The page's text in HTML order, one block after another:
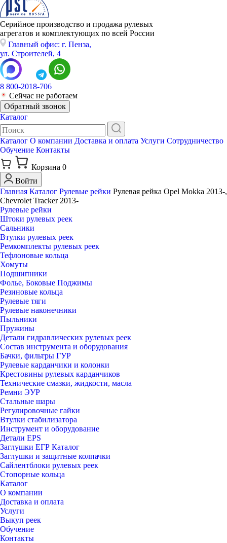
Серийное производство и продажа рулевых
агрегатов и комплектующих по всей России
Главный офис: г. Пенза,
ул. Строителей, 4
8 800-2018-706
Сейчас не работаем
Обратный звонок
Каталог
Каталог О компании Доставка и оплата Услуги Сотрудничество
Обучение Контакты
Корзина 0
Войти
Главная Каталог Рулевые рейки Рулевая рейка Opel Mokka 2013-,
Chevrolet Tracker 2013-
Рулевые рейки
Штоки рулевых реек
Сальники
Втулки рулевых реек
Ремкомплекты рулевых реек
Тефлоновые кольца
Хомуты
Подшипники
Фолье, Боковые Поджимы
Резиновые кольца
Рулевые тяги
Рулевые наконечники
Пыльники
Пружины
Детали гидравлических рулевых реек
Состав инструмента и оборудования
Бачки, фильтры ГУР
Рулевые карданчики и колонки
Крестовины рулевых карданчиков
Технические смазки, жидкости, масла
Ремни ЭУР
Стальные шары
Регулировочные гайки
Втулки стабилизатора
Инструмент и оборудование
Детали EPS
Заглушки ЕГР Каталог
Заглушки и защитные колпачки
Сайлентблоки рулевых реек
Стопорные кольца
Каталог
О компании
Доставка и оплата
Услуги
Выкуп реек
Обучение
Контакты